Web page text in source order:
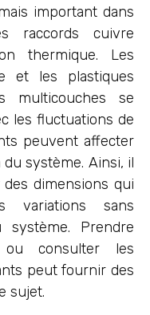
important dans
raccords cuivre
thermique. Les
et les plastiques
multicouches se
les fluctuations de
peuvent affecter
système. Ainsi, il
dimensions qui
variations sans
système. Prendre
ou consulter les
peut fournir des
sujet.